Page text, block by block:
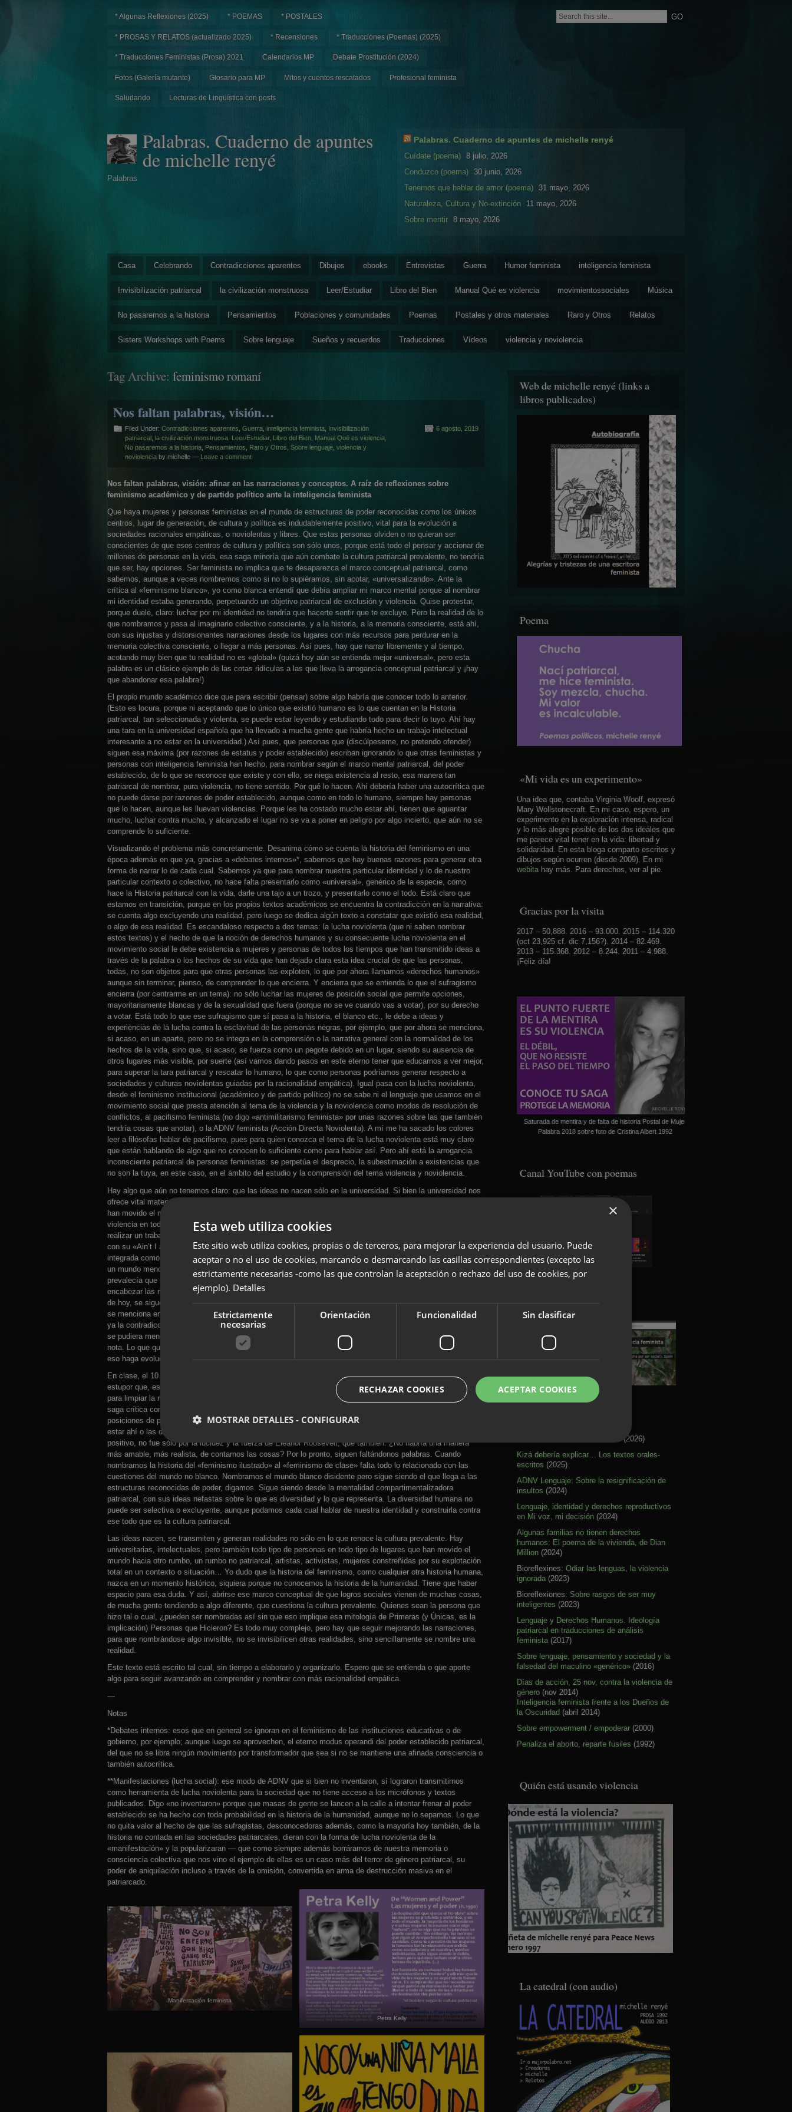
* Algunas Reflexiones (2025) * POEMAS * POSTALES
* PROSAS Y RELATOS (actualizado 2025) * Recensiones * Traducciones (Poemas) (2025)
* Traducciones Feministas (Prosa) 2021 Calendarios MP Debate Prostitución (2024)
Fotos (Galería mutante) Glosario para MP Mitos y cuentos rescatados Profesional feminista
Saludando Lecturas de Lingüística con posts
Palabras. Cuaderno de apuntes
de michelle renyé
Palabras
Palabras. Cuaderno de apuntes de michelle renyé
Cuídate (poema) 8 julio, 2026
Conduzco (poema)
30 junio, 2026
Tenemos que hablar de amor (poema) 31 mayo, 2026
Naturaleza, Cultura y No-extinción
11 mayo, 2026
Sobre mentir 8 mayo, 2026
Casa Celebrando Contradicciones aparentes Dibujos ebooks Entrevistas Guerra Humor feminista inteligencia feminista
Invisibilización patriarcal la civilización monstruosa Leer/Estudiar Libro del Bien Manual Qué es violencia movimientossociales Música
No pasaremos a la historia Pensamientos Poblaciones y comunidades Poemas Postales y otros materiales Raro y Otros Relatos
Sisters Workshops with Poems Sobre lenguaje Sueños y recuerdos Traducciones Vídeos violencia y noviolencia
Tag Archive: feminismo romaní
Nos faltan palabras, visión…
Filed Under: Contradicciones aparentes Guerra inteligencia feminista Invisibilización
patriarcal la civilización monstruosa Leer/Estudiar, Libro del Bien Manual Qué es violencia
No pasaremos a la historia Pensamientos Raro y Otros Sobre lenguaje violencia y
noviolencia by michelle — Leave a comment
6 agosto, 2019
Nos faltan palabras, visión: afinar en las narraciones y conceptos. A raíz de reflexiones sobre
feminismo académico y de partido político ante la inteligencia feminista
Que haya mujeres y personas feministas en el mundo de estructuras de poder reconocidas como los únicos
centros, lugar de generación, de cultura y política es indudablemente positivo, vital para la evolución a
sociedades racionales empáticas, o noviolentas y libres. Que estas personas olviden o no quieran ser
conscientes de que esos centros de cultura y política son sólo unos, porque está todo el pensar y accionar de
millones de personas en la vida, esa saga minoría que aún combate la cultura patriarcal prevalente, no tendría
que ser, hay opciones. Ser feminista no implica que te desaparezca el marco conceptual patriarcal, como
sabemos, aunque a veces nombremos como si no lo supiéramos, sin acotar, «universalizando». Ante la
crítica al «feminismo blanco», yo como blanca entendí que debía ampliar mi marco mental porque al nombrar
mi identidad estaba generando, perpetuando un objetivo patriarcal de exclusión y violencia. Quise protestar,
porque duele, claro: luchar por mi identidad no tendría que hacerte sentir que te excluyo. Pero la realidad de lo
que nombramos y pasa al imaginario colectivo consciente, y a la historia, a la memoria consciente, está ahí,
con sus injustas y distorsionantes narraciones desde los lugares con más recursos para perdurar en la
memoria colectiva consciente, o llegar a más personas. Así pues, hay que narrar libremente y al tiempo,
acotando muy bien que tu realidad no es «global» (quizá hoy aún se entienda mejor «universal», pero esta
palabra es un clásico ejemplo de las cotas ridículas a las que lleva la arrogancia conceptual patriarcal y ¡hay
que abandonar esa palabra!)
El propio mundo académico dice que para escribir (pensar) sobre algo habría que conocer todo lo anterior.
(Esto es locura, porque ni aceptando que lo único que existió humano es lo que cuentan en la Historia
patriarcal, tan seleccionada y violenta, se puede estar leyendo y estudiando todo para decir lo tuyo. Ahí hay
una tara en la universidad española que ha llevado a mucha gente que habría hecho un trabajo intelectual
interesante a no estar en la universidad.) Así pues, que personas que (discúlpeseme, no pretendo ofender)
siguen esa máxima (por razones de estatus y poder establecido) escriban ignorando lo que otras feministas y
personas con inteligencia feminista han hecho, para nombrar según el marco mental patriarcal, del poder
establecido, de lo que se reconoce que existe y con ello, se niega existencia al resto, esa manera tan
patriarcal de nombrar, pura violencia, no tiene sentido. Por qué lo hacen. Ahí debería haber una autocrítica que
no puede darse por razones de poder establecido, aunque como en todo lo humano, siempre hay personas
que lo hacen, aunque les lluevan violencias. Porque les ha costado mucho estar ahí, tienen que aguantar
mucho, luchar contra mucho, y alcanzado el lugar no se va a poner en peligro por algo incierto, que aún no se
comprende lo suficiente.
Visualizando el problema más concretamente. Desanima cómo se cuenta la historia del feminismo en una
época además en que ya, gracias a «debates internos»*, sabemos que hay buenas razones para generar otra
forma de narrar lo de cada cual. Sabemos ya que para nombrar nuestra particular identidad y lo de nuestro
particular contexto o colectivo, no hace falta presentarlo como «universal», genérico de la especie, como
hace la Historia patriarcal con la vida, darle una tajo a un trozo, y presentarlo como el todo. Está claro que
estamos en transición, porque en los propios textos académicos se encuentra la contradicción en la narrativa:
se cuenta algo excluyendo una realidad, pero luego se dedica algún texto a constatar que existió esa realidad,
o algo de esa realidad. Es escandaloso respecto a dos temas: la lucha noviolenta (que ni saben nombrar
estos textos) y el hecho de que la noción de derechos humanos y su consecuente lucha noviolenta en el
movimiento social le debe existencia a mujeres y personas de todos los tiempos que han transmitido ideas a
través de la palabra o los hechos de su vida que han dejado clara esta idea crucial de que las personas,
todas, no son objetos para que otras personas las exploten, lo que por ahora llamamos «derechos humanos»
aunque sin terminar, pienso, de comprender lo que encierra. Y encierra que se entienda lo que el sufragismo
encierra (por centrarme en un tema): no sólo luchar las mujeres de posición social que permite opciones,
mayoritariamente blancas y de la sexualidad que fuera (porque no se ve cuando vas a votar), por su derecho
a votar. Está todo lo que ese sufragismo que sí pasa a la historia, el blanco etc., le debe a ideas y
experiencias de la lucha contra la esclavitud de las personas negras, por ejemplo, que por ahora se menciona,
si acaso, en un aparte, pero no se integra en la comprensión o la narrativa general con la normalidad de los
hechos de la vida, sino que, si acaso, se fuerza como un pegote debido en un lugar, siendo su ausencia de
otros lugares más visible, por suerte (así vamos dando pasos en este eterno tener que educarnos a ver mejor,
para superar la tara patriarcal y rescatar lo humano, lo que como personas podríamos generar respecto a
sociedades y culturas noviolentas guiadas por la racionalidad empática). Igual pasa con la lucha noviolenta,
desde el feminismo institucional (académico y de partido político) no se sabe ni el lenguaje que usamos en el
movimiento social que presta atención al tema de la violencia y la noviolencia como modos de resolución de
conflictos, al pacifismo feminista (no digo «antimilitarismo feminista» por unas razones sobre las que también
tendría cosas que anotar), o la ADNV feminista (Acción Directa Noviolenta). A mí me ha sacado los colores
leer a filósofas hablar de pacifismo, pues para quien conozca el tema de la lucha noviolenta está muy claro
que están hablando de algo que no conocen lo suficiente como para hablar así. Pero ahí está la arrogancia
inconsciente patriarcal de personas feministas: se perpetúa el desprecio, la subestimación a existencias que
no son la tuya, en este caso, en el ámbito del estudio y la comprensión del tema violencia y noviolencia.
Hay algo que aún no tenemos claro: que las ideas no nacen sólo en la universidad. Si bien la universidad nos
ofrece vital material con sus investigaciones para rescatar la verdadera historia de las personas, las ideas que
han movido el mundo a mejor, a que no nos autodestruyamos aún por seguir en un tipo de sociedad de la
violencia en todo siempre justificada, las han tenido todo tipo de personas, no sólo quienes han podido
realizar un trabajo intelectual para el bien de la comunidad, o comunidades, ¡o de la especie! Soujourner Truth,
con su «Ain’t I a Woman?» (¡¿Es que yo no soy una mujer?!) no es para un epígrafe dedicado sino para estar
integrada como señal de mucho más en una narrativa que no desvirtúe o distorsione las luchas humanas por
un mundo menos brutal. Ella dijo eso en una época en que en el movimiento sufragista de Estados Unidos
prevalecía que las «verdaderas» sufragistas/feministas digamos eran las blancas, por ejemplo, ellas debían
encabezar las manifestaciones** . Ayudó, ayudaron a que se corrigiera un error brutal conceptual, pero a día
de hoy, se sigue contando como tema aparte, no integrado en esa historia del feminismo. Igual pasa cuando
se menciona en una historia del feminismo la cuestión del feminismo romaní. Y en esos propios textos se ve
ya la contradicción: cómo sí hay una sección para nombrar a tal o cual, cómo incluso en la narrativa general
se pudiera mencionar, pero no se termina de integrar en la comprensión, en el marco conceptual general, y se
nota. Lo que quiero decir es que aunque ya tenemos la información, otra cosa muy distinta es conseguir que
eso haga evolucionar nuestro marco mental, nuestra emoción, nuestra cabeza-corazón.
En clase, el 10 de diciembre, siempre intento plantear (y no genera análisis ni debate, sino una especie de
estupor que, espero, al menos ayude a «ablandar» la ceguera que impone la ideología patriarcal, conmover
para limpiar la mirada) que la noción de derechos humanos ha sido construida por muchas personas, una
saga crítica con la cultura prevalente, a lo largo de los siglos, personas que han podido o no estar en
posiciones de poder establecido, y la mayoría no lo ha estado, porque no pudiera estarlo o porque rechazaran
estar ahí o las dos cosas. Que no es un hecho concebido y redactado por nuestros patriarcas. Que, aunque
positivo, no fue sólo por la lucidez y la fuerza de Eleanor Roosevelt, que también. ¿No habría una manera
más amable, más realista, de contarnos las cosas? Por lo pronto, siguen faltándonos palabras. Cuando
nombramos la historia del «feminismo ilustrado» al «feminismo de clase» falta todo lo relacionado con las
cuestiones del mundo no blanco. Nombramos el mundo blanco disidente pero sigue siendo el que llega a las
estructuras reconocidas de poder, digamos. Sigue siendo desde la mentalidad compartimentalizadora
patriarcal, con sus ideas nefastas sobre lo que es diversidad y lo que representa. La diversidad humana no
puede ser selectiva o excluyente, aunque podamos cada cual hablar de nuestra identidad y construirla contra
ese todo que es la cultura patriarcal.
Las ideas nacen, se transmiten y generan realidades no sólo en lo que renoce la cultura prevalente. Hay
universitarias, intelectuales, pero también todo tipo de personas en todo tipo de lugares que han movido el
mundo hacia otro rumbo, un rumbo no patriarcal, artistas, activistas, mujeres constreñidas por su explotación
total en un contexto o situación… Yo dudo que la historia del feminismo, como cualquier otra historia humana,
nazca en un momento histórico, siquiera porque no conocemos la historia de la humanidad. Tiene que haber
espacio para esa duda. Y así, abrirse ese marco conceptual de que logros sociales vienen de muchas cosas,
de mucha gente tendiendo a algo diferente, que cuestiona la cultura prevalente. Quienes sean la persona que
hizo tal o cual, ¿pueden ser nombradas así sin que eso implique esa mitología de Primeras (y Únicas, es la
implicación) Personas que Hicieron? Es todo muy complejo, pero hay que seguir mejorando las narraciones,
para que nombrándose algo invisible, no se invisibilicen otras realidades, sino sencillamente se nombre una
realidad.
Este texto está escrito tal cual, sin tiempo a elaborarlo y organizarlo. Espero que se entienda o que aporte
algo para seguir avanzando en comprender y nombrar con más racionalidad empática.
—
Notas
*Debates internos: esos que en general se ignoran en el feminismo de las instituciones educativas o de
gobierno, por ejemplo; aunque luego se aprovechen, el eterno modus operandi del poder establecido patriarcal,
del que no se libra ningún movimiento por transformador que sea si no se mantiene una afinada consciencia o
también autocrítica.
**Manifestaciones (lucha social): ese modo de ADNV que si bien no inventaron, sí lograron transmitirnos
como herramienta de lucha noviolenta para la sociedad que no tiene acceso a los micrófonos y textos
publicados. Digo «no inventaron» porque que masas de gente se lancen a la calle a intentar frenar al poder
establecido se ha hecho con toda probabilidad en la historia de la humanidad, aunque no lo sepamos. Lo que
no quita valor al hecho de que las sufragistas, desconocedoras además, como la mayoría hoy también, de la
historia no contada en las sociedades patriarcales, dieran con la forma de lucha noviolenta de la
«manifestación» y la popularizaran — que como siempre además borráramos de nuestra memoria o
consciencia colectiva que nos vino el ejemplo de ellas es un caso más del terror de género patriarcal, su
poder de aniquilación incluso a través de la omisión, convertida en arma de destrucción masiva en el
patriarcado.
Manifestación feminista
Petra Kelly
Web de michelle renyé (links a
libros publicados)
Poema
«Mi vida es un experimento»
Una idea que, contaba Virginia Woolf, expresó
Mary Wollstonecraft. En mi caso, espero, un
experimento en la exploración intensa, radical
y lo más alegre posible de los dos ideales que
me parece vital tener en la vida: libertad y
solidaridad. En esta bloga comparto escritos y
dibujos según ocurren (desde 2009). En mi
webita hay más. Para derechos, ver al pie.
Gracias por la visita
2017 – 50,888. 2016 – 93.000. 2015 – 114.320
(oct 23,925 cf. dic 7,156?). 2014 – 82.469.
2013 – 115.368. 2012 – 8.244. 2011 – 4.988.
¡Feliz día!
Saturada de mentira y de falta de historia Postal de Mujer
Palabra 2018 sobre foto de Cristina Albert 1992
Canal YouTube con poemas
Soundcloud con poemas
(2026)
Kizá debería explicar… Los textos orales-
escritos (2025)
ADNV Lenguaje: Sobre la resignificación de
insultos (2024)
Lenguaje, identidad y derechos reproductivos
en Mi voz, mi decisión (2024)
Algunas familias no tienen derechos
humanos: El poema de la vivienda, de Dian
Million (2024)
Bioreflexines: Odiar las lenguas, la violencia
ignorada (2023)
Bioreflexiones: Sobre rasgos de ser muy
inteligentes (2023)
Lenguaje y Derechos Humanos. Ideología
patriarcal en traducciones de análisis
feminista (2017)
Sobre lenguaje, pensamiento y sociedad y la
falsedad del maculino «genérico» (2016)
Días de acción, 25 nov, contra la violencia de
género (nov 2014)
Inteligencia feminista frente a los Dueños de
la Oscuridad (abril 2014)
Sobre empowerment / empoderar (2000)
Penaliza el aborto, reparte fusiles (1992)
Quién está usando violencia
La catedral (con audio)
×
Esta web utiliza cookies
Este sitio web utiliza cookies, propias o de terceros, para mejorar la experiencia del usuario. Puede
aceptar o no el uso de cookies, marcando o desmarcando las casillas correspondientes (excepto las
estrictamente necesarias -como las que controlan la aceptación o rechazo del uso de cookies, por
ejemplo). Detalles
Estrictamente
necesarias
Orientación Funcionalidad Sin clasificar
ACEPTAR COOKIES
RECHAZAR COOKIES
MOSTRAR DETALLES - CONFIGURAR